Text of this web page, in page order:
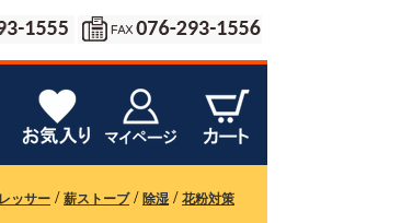
ッサー / 薪ストーブ/ 除湿 / 花粉対策